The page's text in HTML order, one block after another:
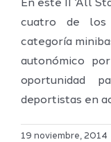
En este II ‘All
cuatro de los
categoría
autonómico
oportunidad
deportistas en
19 noviembre, 2014